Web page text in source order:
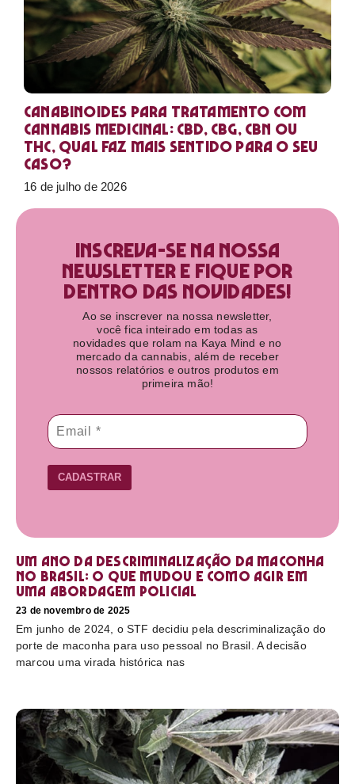
Canabinoides para tratamento com
cannabis medicinal: CBD, CBG, CBN ou
THC, qual faz mais sentido para o seu
caso?
16 de julho de 2026
Inscreva-se na nossa
newsletter e fique por
dentro das novidades!​
Ao se inscrever na nossa newsletter,
você fica inteirado em todas as
novidades que rolam na Kaya Mind e no
mercado da cannabis, além de receber
nossos relatórios e outros produtos em
primeira mão!
CADASTRAR
Um ano da descriminalização da maconha
no Brasil: o que mudou e como agir em
uma abordagem policial
23 de novembro de 2025
Em junho de 2024, o STF decidiu pela descriminalização do
porte de maconha para uso pessoal no Brasil. A decisão
marcou uma virada histórica nas